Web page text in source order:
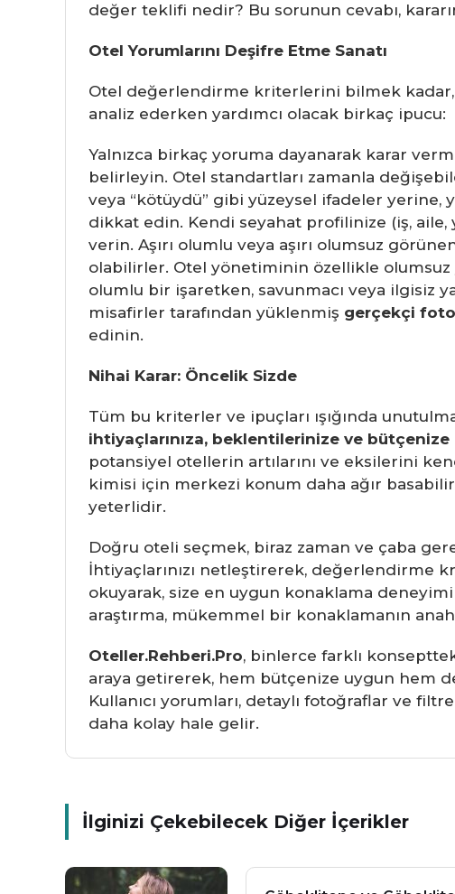
değer teklifi nedir? Bu sorunun cevabı,
Otel Yorumlarını Deşifre Etme Sanatı
Otel değerlendirme kriterlerini bilmek
analiz ederken yardımcı olacak birkaç ipucu:
Yalnızca birkaç yoruma dayanarak karar
belirleyin. Otel standartları zamanla
veya “kötüydü” gibi yüzeysel ifadeler
dikkat edin. Kendi seyahat profilinize (iş, aile,
verin. Aşırı olumlu veya aşırı olumsuz
olabilirler. Otel yönetiminin özellikle
olumlu bir işaretken, savunmacı veya ilgisiz
misafirler tarafından yüklenmiş gerçekçi
edinin.
Nihai Karar: Öncelik Sizde
Tüm bu kriterler ve ipuçları ışığında
ihtiyaçlarınıza, beklentilerinize ve bütçenize
potansiyel otellerin artılarını ve eksilerini
kimisi için merkezi konum daha ağır
yeterlidir.
Doğru oteli seçmek, biraz zaman ve çaba
İhtiyaçlarınızı netleştirerek,
okuyarak, size en uygun konaklama
araştırma, mükemmel bir konaklamanın
Oteller.Rehberi.Pro, binlerce farklı
araya getirerek, hem bütçenize uygun hem
Kullanıcı yorumları, detaylı fotoğraflar ve
daha kolay hale gelir.
İlginizi Çekebilecek Diğer İçerikler